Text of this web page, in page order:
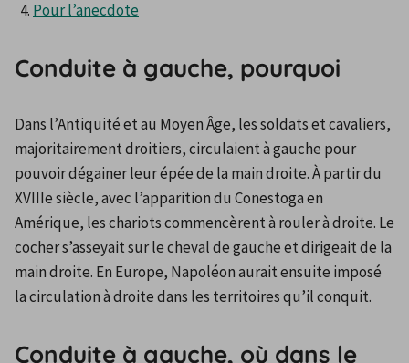
Pour l’anecdote
Conduite à gauche, pourquoi
Dans l’Antiquité et au Moyen Âge, les soldats et cavaliers,
majoritairement droitiers, circulaient à gauche pour
pouvoir dégainer leur épée de la main droite. À partir du
XVIIIe siècle, avec l’apparition du Conestoga en
Amérique, les chariots commencèrent à rouler à droite. Le
cocher s’asseyait sur le cheval de gauche et dirigeait de la
main droite. En Europe, Napoléon aurait ensuite imposé
la circulation à droite dans les territoires qu’il conquit.
Conduite à gauche, où dans le